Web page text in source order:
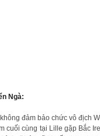
Ngà:
đảm bảo chức vô địch
cuối cùng tại Lille gặp Bắc